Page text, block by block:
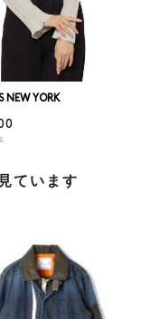
NEW YORK
ています